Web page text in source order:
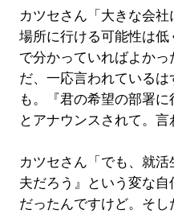
カツセさん「大きな会
場所に行ける可能性は
で分かっていればよか
だ、一応言われている
も。『君の希望の部署に
とアナウンスされて。言
カツセさん「でも、就
夫だろう』という変な
だったんですけど。そ